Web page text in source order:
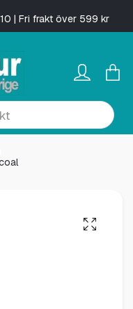
| Fri frakt över 599 kr